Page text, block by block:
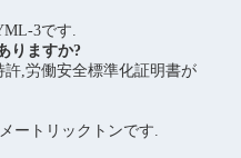
3です.
りますか?
許,労働安全標準化証明書が
ートリックトンです.